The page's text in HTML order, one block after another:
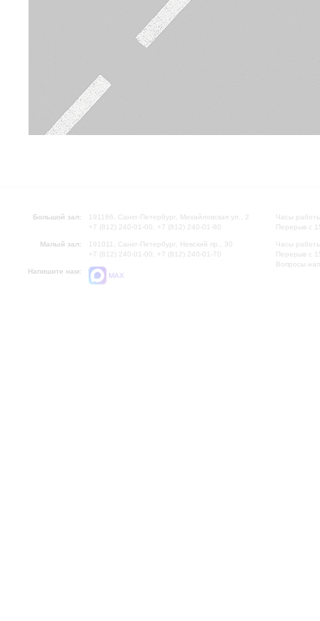
Большой зал:
191186, Санкт-Петербург, Михайловская ул., 2
+7 (812) 240-01-00, +7 (812) 240-01-80
Малый зал:
191011, Санкт-Петербург, Невский пр., 30
+7 (812) 240-01-00, +7 (812) 240-01-70
Напишите нам:
MAX
Часы
Перерыв с
Часы
Перерыв с
Вопросы